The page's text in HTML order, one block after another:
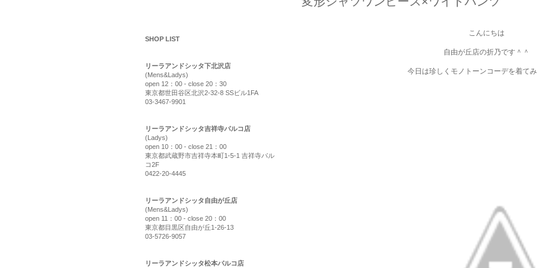
こんにちは
自由が丘店の折乃です＾＾
今日は珍しくモノトーンコーデを着て
SHOP LIST
リーラアンドシッタ下北沢店
(Mens&Ladys)
open 12：00 - close 20：30
東京都世田谷区北沢2-32-8 SSビル1FA
03-3467-9901
リーラアンドシッタ吉祥寺パルコ店
(Ladys)
open 10：00 - close 21：00
東京都武蔵野市吉祥寺本町1-5-1 吉祥寺パル
コ2F
0422-20-4445
リーラアンドシッタ自由が丘店
(Mens&Ladys)
open 11：00 - close 20：00
東京都目黒区自由が丘1-26-13
03-5726-9057
リーラアンドシッタ松本パルコ店